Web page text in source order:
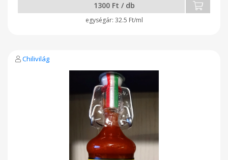
1300 Ft / db
32.5 Ft/ml
Chilivilág